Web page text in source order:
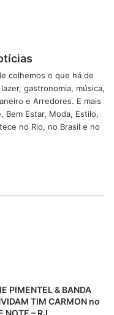
como “Eu também
e Pepeu
de contas, a vida
que, felizmente,
colhemos o que há de
gastronomia, música,
e Arredores. E mais
Bem Estar, Moda, Estilo,
no Rio, no Brasil e no
PIMENTEL & BANDA
TIM CARMON no